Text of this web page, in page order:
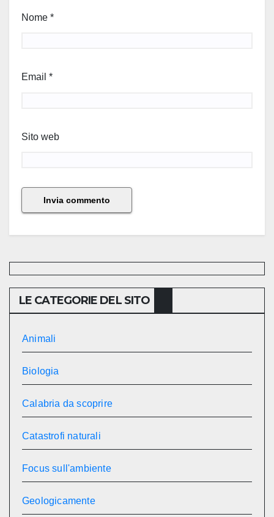
Nome *
Email *
Sito web
LE CATEGORIE DEL SITO
Animali
Biologia
Calabria da scoprire
Catastrofi naturali
Focus sull'ambiente
Geologicamente